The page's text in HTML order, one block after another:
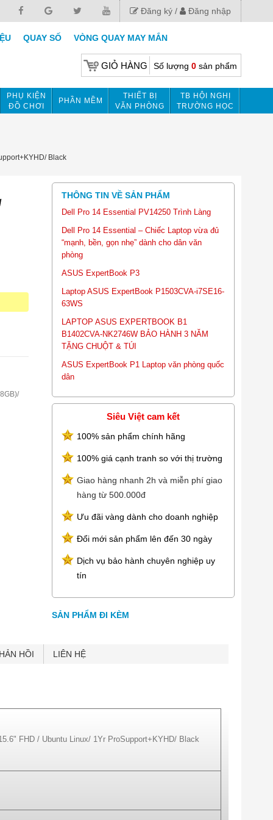
Đăng ký Đăng nhập
QUAY SỐ VÒNG QUAY MAY MẮN
GIỎ HÀNG Số lượng 0sản phẩm
PHỤ KIỆN
ĐỒ CHƠI
PHẦN MỀM
THIẾT BỊ
VĂN PHÒNG
TB HỘI NGHỊ
TRƯỜNG HỌC
Black
THÔNG TIN VỀ SẢN PHẨM
Dell Pro 14 Essential PV14250 Trình Làng
Dell Pro 14 Essential – Chiếc Laptop vừa đủ
“mạnh, bền, gọn nhẹ” dành cho dân văn
phòng
ASUS ExpertBook P3
Laptop ASUS ExpertBook P1503CVA-i7SE16-
63WS
LAPTOP ASUS EXPERTBOOK B1
B1402CVA-NK2746W BẢO HÀNH 3 NĂM
TẶNG CHUỘT & TÚI
ASUS ExpertBook P1 Laptop văn phòng quốc
dân
Siêu Việt cam kết
100% sản phẩm chính hãng
100% giá cạnh tranh so với thị trường
Giao hàng nhanh 2h và miễn phí giao
hàng từ 500.000đ
Ưu đãi vàng dành cho doanh nghiệp
Đổi mới sản phẩm lên đến 30 ngày
Dịch vụ bảo hành chuyên nghiệp uy
tín
SẢN PHẨM ĐI KÈM
HỒI LIÊN HỆ
FHD / Ubuntu Linux/ 1Yr ProSupport+KYHD/ Black